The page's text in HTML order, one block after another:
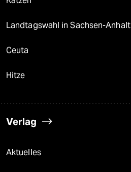
Landtagswahl in Sachsen-Anhalt
Ceuta
Hitze
Verlag
Aktuelles